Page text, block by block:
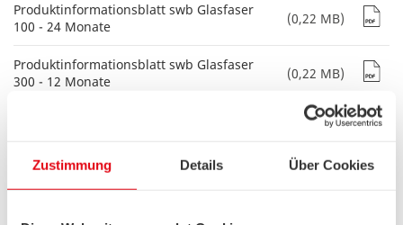
Zustimmung Details Über Cookies
Produktinformationsblatt swb Glasfaser
100 - 24 Monate
(0,22 MB)
Produktinformationsblatt swb Glasfaser
300 - 12 Monate
(0,22 MB)
(0,22 MB)
Produktinformationsblatt swb Glasfaser
500 - 24 Monate